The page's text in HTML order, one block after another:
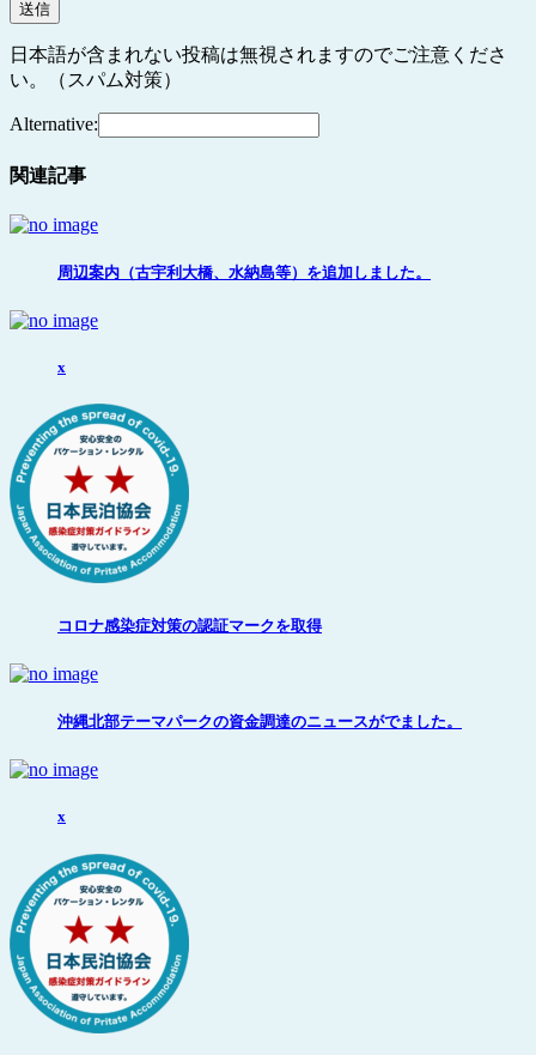
日本語が含まれない投稿は無視されますのでご注意くださ
い。（スパム対策）
Alternative:
関連記事
周辺案内（古宇利大橋、水納島等）を追加しました。
x
コロナ感染症対策の認証マークを取得
沖縄北部テーマパークの資金調達のニュースがでました。
x